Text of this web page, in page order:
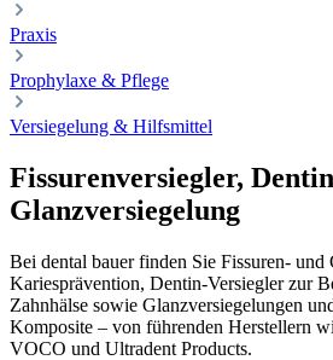
Praxis
Prophylaxe & Pflege
Versiegelung & Hilfsmittel
Fissurenversiegler,
Glanzversiegelung
Bei dental bauer finden Sie Fissuren-
Kariesprävention, Dentin-Versiegler zur
Zahnhälse sowie Glanzversiegelungen
Komposite – von führenden Herstellern
VOCO und Ultradent Products.